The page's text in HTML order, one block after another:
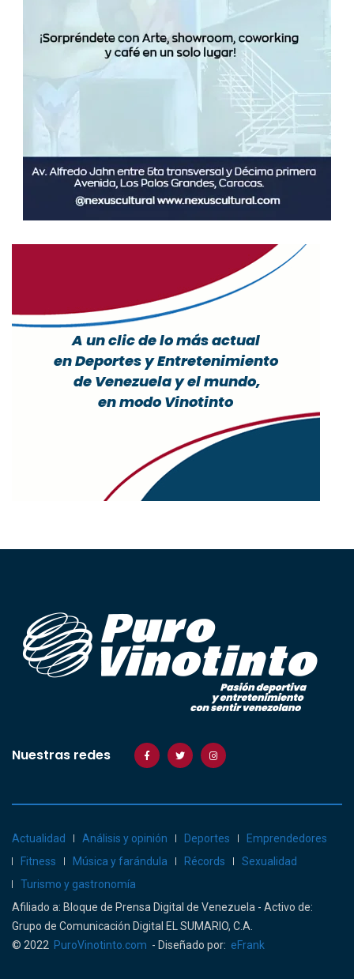
Nuestras redes
Actualidad Análisis y opinión Deportes
Emprendedores
Fitness
Música y farándula Récords
Sexualidad
Turismo y gastronomía
Afiliado a: Bloque de Prensa Digital de Venezuela - Activo de:
Grupo de Comunicación Digital EL SUMARIO, C.A.
© 2022 PuroVinotinto.com - Diseñado por: eFrank